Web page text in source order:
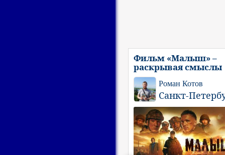
Фильм «Малыш» –
раскрывая смыслы
Роман Котов
Санкт-